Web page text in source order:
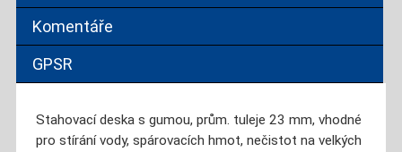
Komentáře
GPSR
Stahovací deska s gumou, prům. tuleje 23 mm, vhodné
pro stírání vody, spárovacích hmot, nečistot na velkých